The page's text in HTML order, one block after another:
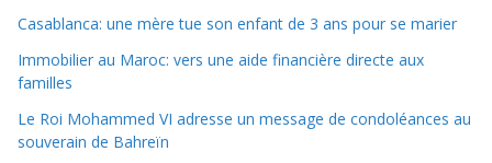
Casablanca: une mère tue son enfant de 3 ans pour se marier
Immobilier au Maroc: vers une aide financière directe aux
familles
Le Roi Mohammed VI adresse un message de condoléances au
souverain de Bahreïn